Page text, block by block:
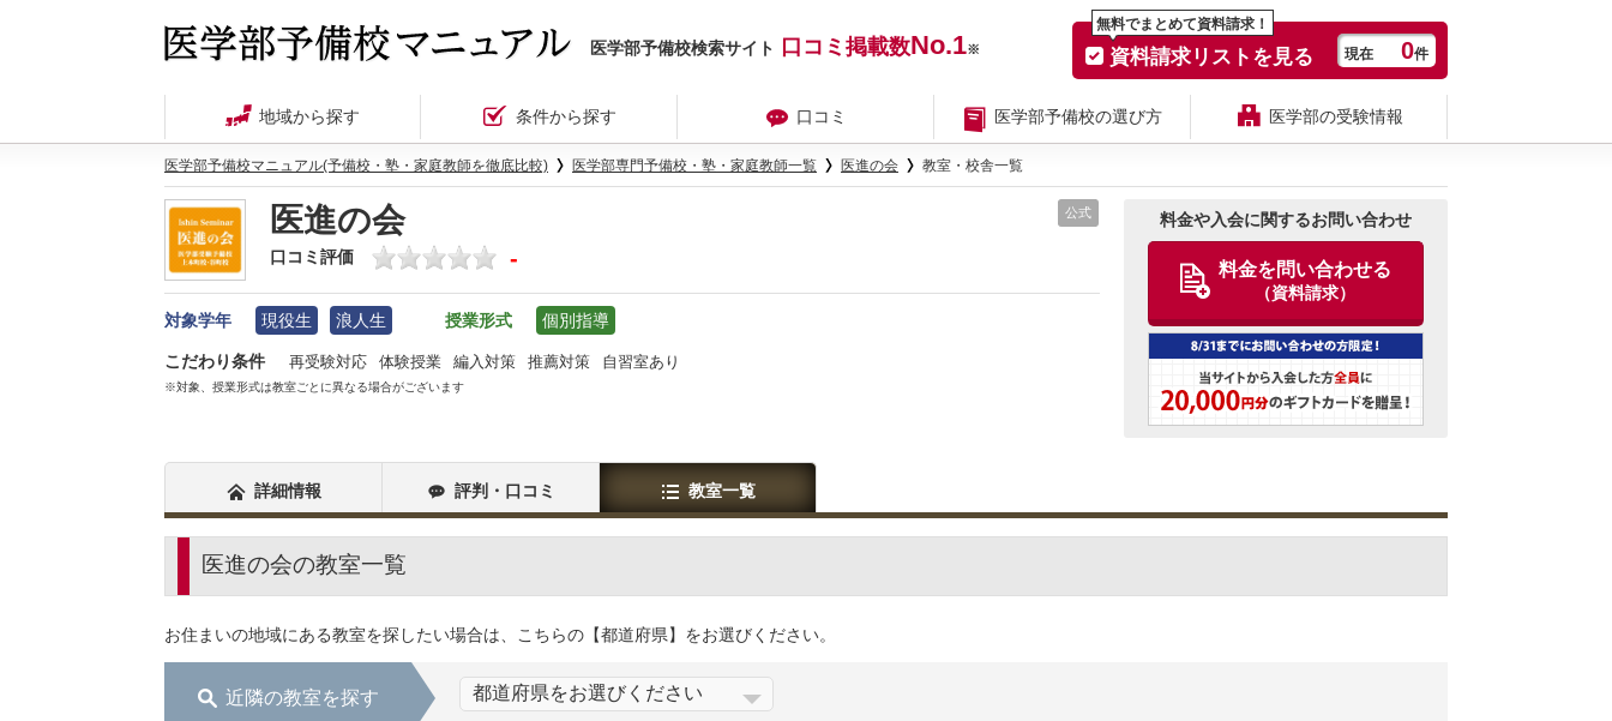
医学部予備校検索サイト 口コミ掲載数No.1※
無料でまとめて資料請求！
資料請求リストを見る 現在 0件
地域から探す 条件から探す 口コミ 医学部予備校の選び方 医学部の受験情報
医学部予備校マニュアル(予備校・塾・家庭教師を徹底比較) 医学部専門予備校・塾・家庭教師一覧 医進の会 教室・校舎一覧
医進の会
口コミ評価 -
公式
対象学年 現役生 浪人生 授業形式 個別指導
こだわり条件 再受験対応 体験授業 編入対策 推薦対策 自習室あり
※対象、授業形式は教室ごとに異なる場合がございます
料金や入会に関するお問い合わせ
料金を問い合わせる
（資料請求）
詳細情報 評判・口コミ 教室一覧
医進の会の教室一覧
お住まいの地域にある教室を探したい場合は、こちらの【都道府県】をお選びください。
近隣の教室を探す